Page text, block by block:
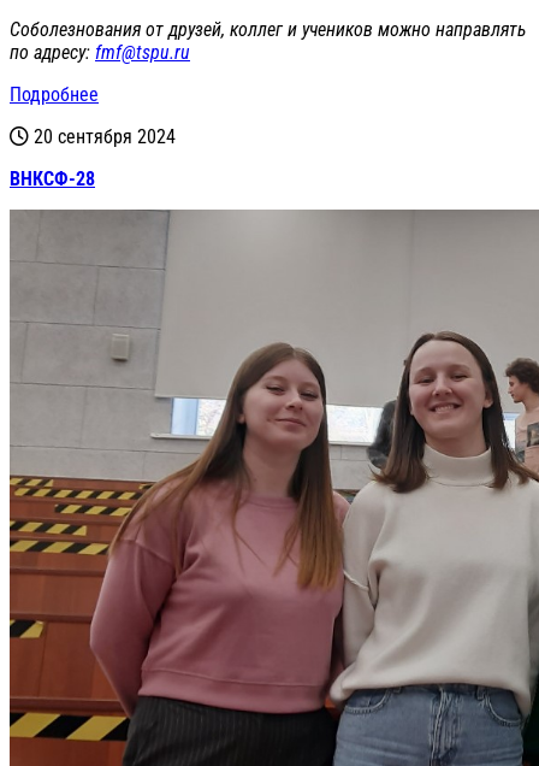
Соболезнования от друзей, коллег и учеников можно направлять
по адресу: fmf@tspu.ru
Подробнее
20 сентября 2024
ВНКСФ-28